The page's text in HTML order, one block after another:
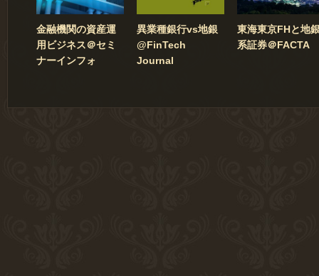
金融機関の資産運
用ビジネス＠セミ
ナーインフォ
異業種銀行vs地銀
@FinTech
Journal
東海東京FHと地
系証券＠FACTA